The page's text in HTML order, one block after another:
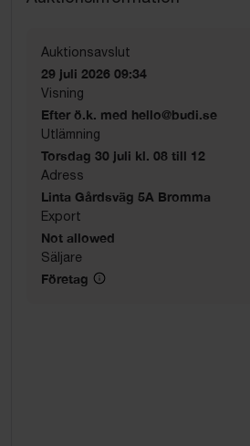
Auktionsavslut
29 juli 2026 09:34
Visning
Efter ö.k. med hello@budi.se
Utlämning
Torsdag 30 juli kl. 08 till 12
Adress
Linta Gårdsväg 5A Bromma
Export
Not allowed
Säljare
Företag